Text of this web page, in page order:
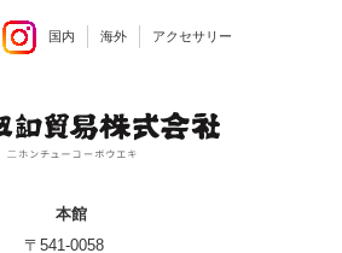
国内 海外 アクセサリー
本館
〒541-0058